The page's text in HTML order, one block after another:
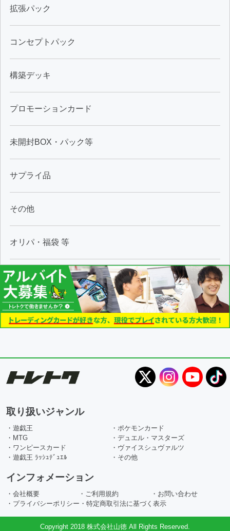
拡張パック
コンセプトパック
構築デッキ
プロモーションカード
未開封BOX・パック等
サプライ品
その他
オリパ・福袋 等
取り扱いジャンル
・遊戯王
・ポケモンカード
・MTG
・デュエル・マスターズ
・ワンピースカード
・ヴァイスシュヴァルツ
・遊戯王 ﾗｯｼｭﾃﾞｭｴﾙ
・その他
インフォメーション
・会社概要 ・ご利用規約
・お問い合わせ
・プライバシーポリシー ・特定商取引法に基づく表示
Copyright 2018 株式会社山徳 All Rights Reserved.